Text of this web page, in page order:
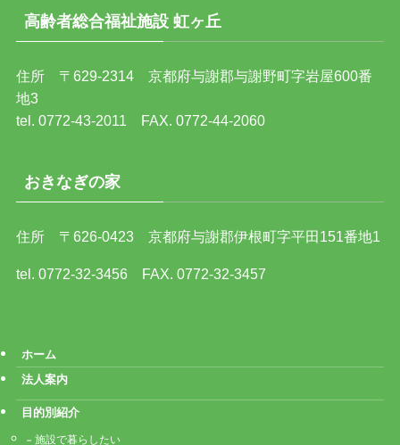
高齢者総合福祉施設 虹ヶ丘
住所 〒629-2314 京都府与謝郡与謝野町字岩屋600番
地3
tel. 0772-43-2011 FAX. 0772-44-2060
おきなぎの家
住所 〒626-0423 京都府与謝郡伊根町字平田151番地1
tel. 0772-32-3456 FAX. 0772-32-3457
ホーム
法人案内
目的別紹介
施設で暮らしたい